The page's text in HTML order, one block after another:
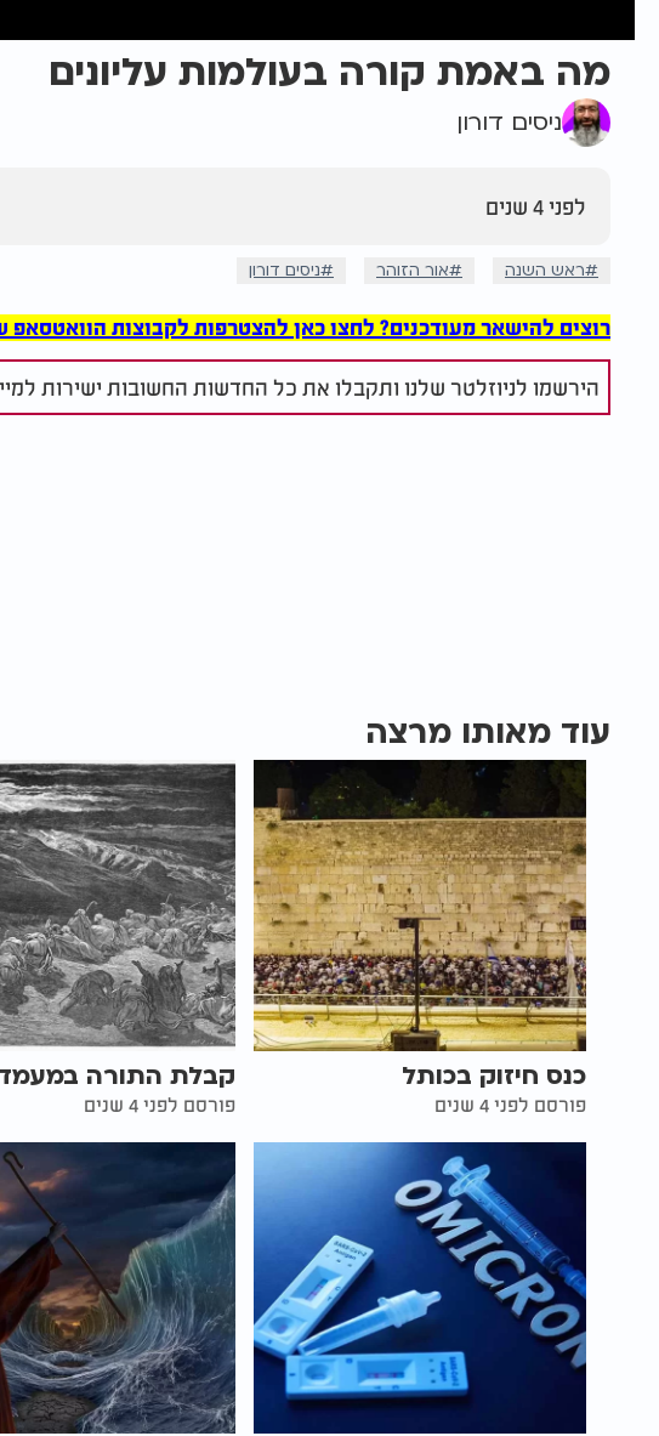
מה באמת קורה בעולמות עליונים
ניסים דורון
לפני 4 שנים
ראש השנה אור הזוהר ניסים דורון
רוצים להישאר מעודכנים? לחצו כאן להצטרפות לקבוצות הוואטסאפ של ערוץ
הירשמו לניוזלטר שלנו ותקבלו את כל החדשות החשובות ישירות
עוד מאותו מרצה
כנס חיזוק בכותל
פורסם לפני 4 שנים
קבלת התורה במעמד
פורסם לפני 4 שנים